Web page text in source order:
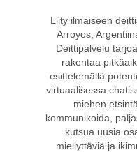
Liity ilmaiseen
Arroyos,
Deittipalvelu
rakentaa
esittelemällä
virtuaalisessa
miehen
kommunikoida,
kutsua uusia
miellyttäviä ja